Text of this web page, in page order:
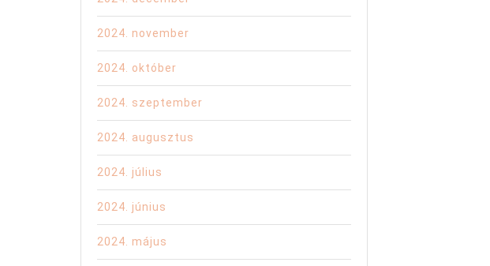
2024. november
2024. október
2024. szeptember
2024. augusztus
2024. július
2024. június
2024. május